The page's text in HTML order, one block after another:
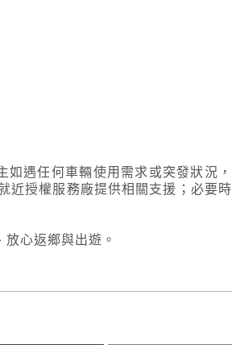
遇任何車輛使用需求或突發狀況，
近授權服務廠提供相關支援；必要時
心返鄉與出遊。